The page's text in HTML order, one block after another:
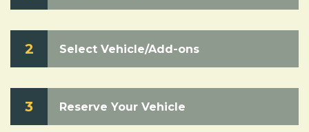
2 Select Vehicle/Add-ons
3 Reserve Your Vehicle